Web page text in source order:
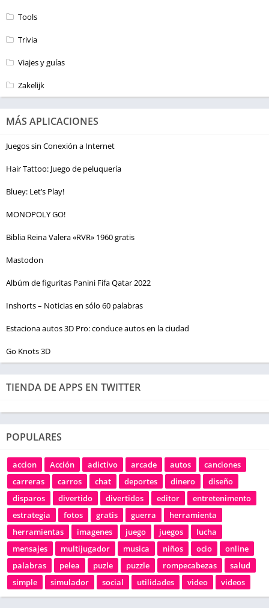
Tools
Trivia
Viajes y guías
Zakelijk
MÁS APLICACIONES
Juegos sin Conexión a Internet
Hair Tattoo: Juego de peluquería
Bluey: Let’s Play!
MONOPOLY GO!
Biblia Reina Valera «RVR» 1960 gratis
Mastodon
Albúm de figuritas Panini Fifa Qatar 2022
Inshorts – Noticias en sólo 60 palabras
Estaciona autos 3D Pro: conduce autos en la ciudad
Go Knots 3D
TIENDA DE APPS EN TWITTER
POPULARES
accion Acción adictivo arcade autos
canciones
carreras
carros chat deportes dinero
diseño
disparos
divertido divertidos editor
entretenimento
estrategia
fotos gratis guerra
herramienta
herramientas
imagenes juego juegos
lucha
mensajes
multijugador musica niños ocio
online
palabras
pelea puzle puzzle rompecabezas
salud
simple
simulador social utilidades video videos